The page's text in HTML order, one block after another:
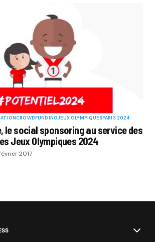
CROWDFUNDINGJEUX OLYMPIQUESPARIS 2024
le social sponsoring au service des
Jeux Olympiques 2024
2017